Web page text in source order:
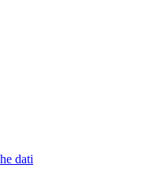
dati